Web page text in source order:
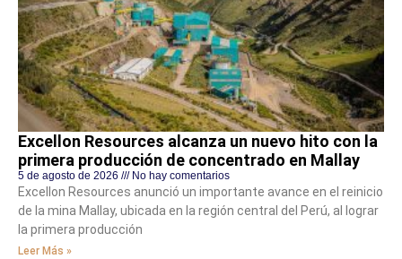
Excellon Resources alcanza un nuevo hito con la
primera producción de concentrado en Mallay
5 de agosto de 2026 No hay comentarios
Excellon Resources anunció un importante avance en el reinicio
de la mina Mallay, ubicada en la región central del Perú, al lograr
la primera producción
Leer Más »